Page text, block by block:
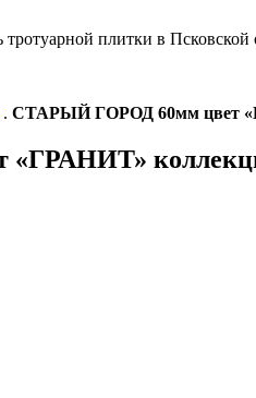
плитки в Псковской
. СТАРЫЙ ГОРОД 60мм цвет
«ГРАНИТ»